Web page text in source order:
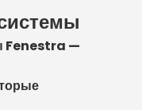
Fenestra —